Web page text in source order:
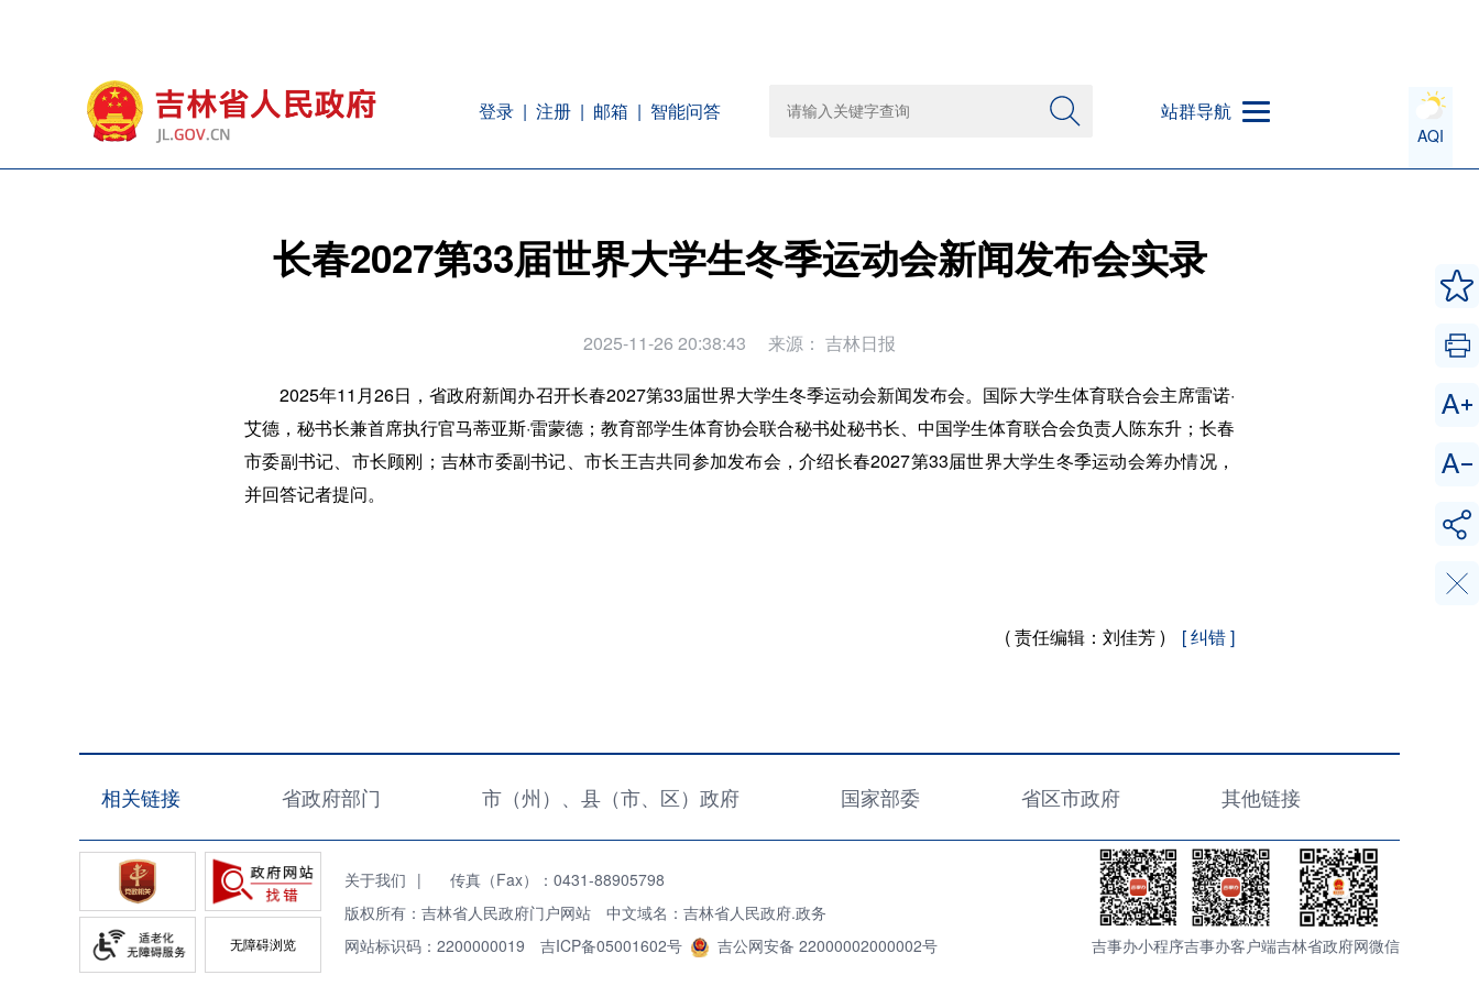
登录 注册 邮箱 智能问答 站群导航
AQI
长春2027第33届世界大学生冬季运动会新闻发布会实录
2025-11-26 20:38:43 来源： 吉林日报
2025年11月26日，省政府新闻办召开长春2027第33届世界大学生冬季运动会新闻发布会。国际大学生体育联合会主席雷诺·
艾德，秘书长兼首席执行官马蒂亚斯·雷蒙德；教育部学生体育协会联合秘书处秘书长、中国学生体育联合会负责人陈东升；长春
市委副书记、市长顾刚；吉林市委副书记、市长王吉共同参加发布会，介绍长春2027第33届世界大学生冬季运动会筹办情况，
并回答记者提问。
[ 纠错 ]
( 责任编辑： 刘佳芳 )
相关链接 省政府部门 市（州）、县（市、区）政府 国家部委 省区市政府 其他链接
无障碍浏览
关于我们 |
传真（Fax）：0431-88905798
版权所有：吉林省人民政府门户网站 中文域名：吉林省人民政府.政务
网站标识码：2200000019 吉ICP备05001602号 吉公网安备 22000002000002号 吉事办小程序吉事办客户端吉林省政府网微信